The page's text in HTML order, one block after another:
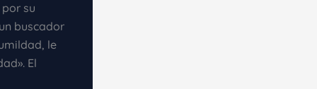
su
buscador
le
El